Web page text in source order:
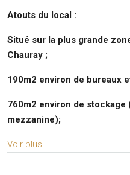
Atouts du local :
Situé sur la plus grande
Chauray ;
190m2 environ de bureaux
760m2 environ de stockage
mezzanine);
Voir plus